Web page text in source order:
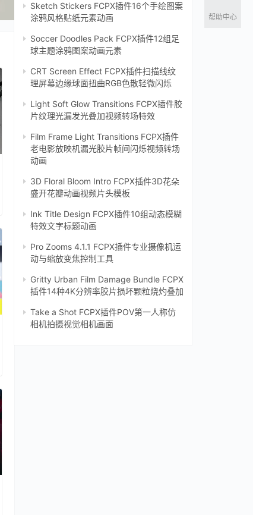
Sketch Stickers FCPX插件16个手绘图案
涂鸦风格贴纸元素动画
Soccer Doodles Pack FCPX插件12组足
球主题涂鸦图案动画元素
CRT Screen Effect FCPX插件扫描线纹
理屏幕边缘球面扭曲RGB色散轻微闪烁‌
Light Soft Glow Transitions FCPX插件胶
片纹理光漏发光叠加视频转场特效
Film Frame Light Transitions FCPX插件
老电影放映机漏光胶片帧间闪烁视频转场
动画
3D Floral Bloom Intro FCPX插件3D花朵
盛开花瓣动画视频片头模板
Ink Title Design FCPX插件10组动态模糊
特效文字标题动画
Pro Zooms 4.1.1 FCPX插件专业摄像机运
动与缩放变焦控制工具
Gritty Urban Film Damage Bundle FCPX
插件14种4K分辨率胶片损坏颗粒烧灼叠加
Take a Shot FCPX插件POV第一人称仿
相机拍摄视觉相机画面
帮助中心